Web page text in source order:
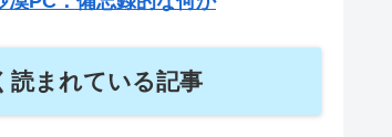
読まれている記事